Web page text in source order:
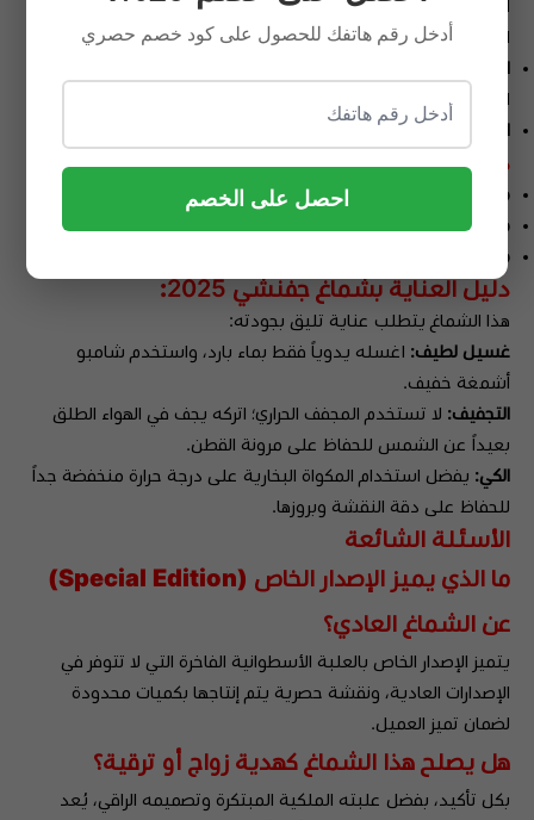
الخطوط الحمراء والبيضاء تعطي بعداً جمالياً مختلفاً عن الأشمغة
التقليدية.
الألوان:
اللون الأحمر حتى مع الاستخدام المكثف.
المقاسات:
متوفر بمقاسات (55، 58، 60) لتلبي كافة الاحتياجات.
دليل المقاسات :
مقاس 55:
للطول من 155 سم إلى 162 سم.
مقاس 58:
مقاس 60:
دليل العناية بشماغ جفنشي 2025 :
هذا الشماغ يتطلب عناية تليق بجودته:
غسيل لطيف: اغسله يدوياً فقط بماء بارد، واستخدم شامبو
أشمغة خفيف.
التجفيف: لا تستخدم المجفف الحراري؛ اتركه يجف في الهواء الطلق
بعيداً عن الشمس للحفاظ على مرونة القطن.
الكي: يفضل استخدام المكواة البخارية على درجة حرارة منخفضة جداً
للحفاظ على دقة النقشة وبروزها.
الأسئلة الشائعة
ما الذي يميز الإصدار الخاص (Special Edition)
عن الشماغ العادي؟
يتميز الإصدار الخاص بالعلبة الأسطوانية الفاخرة التي لا تتوفر في
الإصدارات العادية، ونقشة حصرية يتم إنتاجها بكميات محدودة
لضمان تميز العميل.
هل يصلح هذا الشماغ كهدية زواج أو ترقية؟
بكل تأكيد، بفضل علبته الملكية المبتكرة وتصميمه الراقي، يُعد
أدخل رقم هاتفك للحصول على كود خصم حصري
احصل على الخصم